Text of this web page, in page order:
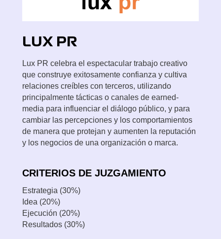
LUX PR
Lux PR celebra el espectacular trabajo creativo
que construye exitosamente confianza y cultiva
relaciones creíbles con terceros, utilizando
principalmente tácticas o canales de earned-
media para influenciar el diálogo público, y para
cambiar las percepciones y los comportamientos
de manera que protejan y aumenten la reputación
y los negocios de una organización o marca.
CRITERIOS DE JUZGAMIENTO
Estrategia (30%)
Idea (20%)
Ejecución (20%)
Resultados (30%)